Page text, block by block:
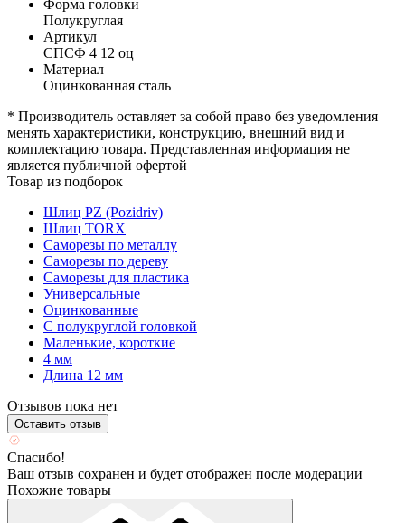
Форма головки
Полукруглая
Артикул
СПСФ 4 12 оц
Материал
Оцинкованная сталь
* Производитель оставляет за собой право без уведомления
менять характеристики, конструкцию, внешний вид и
комплектацию товара. Представленная информация не
является публичной офертой
Товар из подборок
Шлиц PZ (Pozidriv)
Шлиц TORX
Саморезы по металлу
Саморезы по дереву
Саморезы для пластика
Универсальные
Оцинкованные
С полукруглой головкой
Маленькие, короткие
4 мм
Длина 12 мм
Отзывов пока нет
Оставить отзыв
Спасибо!
Ваш отзыв сохранен и будет отображен после модерации
Похожие товары